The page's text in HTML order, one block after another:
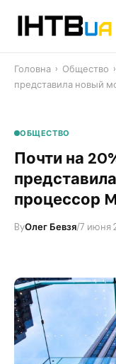
Головна › Общество ›
представила новый
ОБЩЕСТВО
Почти на
процессор
ByОлег Бевзя/7 июня